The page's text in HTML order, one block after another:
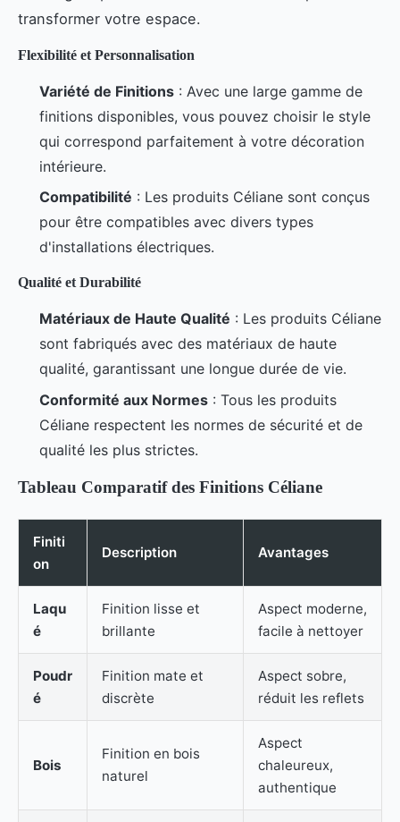
transformer votre espace.
Flexibilité et Personnalisation
Variété de Finitions : Avec une large gamme de
finitions disponibles, vous pouvez choisir le style
qui correspond parfaitement à votre décoration
intérieure.
Compatibilité : Les produits Céliane sont conçus
pour être compatibles avec divers types
d'installations électriques.
Qualité et Durabilité
Matériaux de Haute Qualité : Les produits Céliane
sont fabriqués avec des matériaux de haute
qualité, garantissant une longue durée de vie.
Conformité aux Normes : Tous les produits
Céliane respectent les normes de sécurité et de
qualité les plus strictes.
Tableau Comparatif des Finitions Céliane
Finiti
on
Description Avantages
Laqu
é
Finition lisse et
brillante
Aspect moderne,
facile à nettoyer
Poudr
é
Finition mate et
discrète
Aspect sobre,
réduit les reflets
Bois
Finition en bois
naturel
Aspect
chaleureux,
authentique